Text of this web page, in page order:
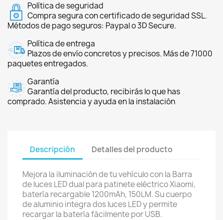
Política de seguridad
Compra segura con certificado de seguridad SSL.
Métodos de pago seguros: Paypal o 3D Secure.
Política de entrega
Plazos de envío concretos y precisos. Más de 71000
paquetes entregados.
Garantía
Garantía del producto, recibirás lo que has
comprado. Asistencia y ayuda en la instalación
Descripción Detalles del producto
Mejora la iluminación de tu vehículo con la Barra
de luces LED dual para patinete eléctrico Xiaomi,
batería recargable 1200mAh, 150LM. Su cuerpo
de aluminio integra dos luces LED y permite
recargar la batería fácilmente por USB.